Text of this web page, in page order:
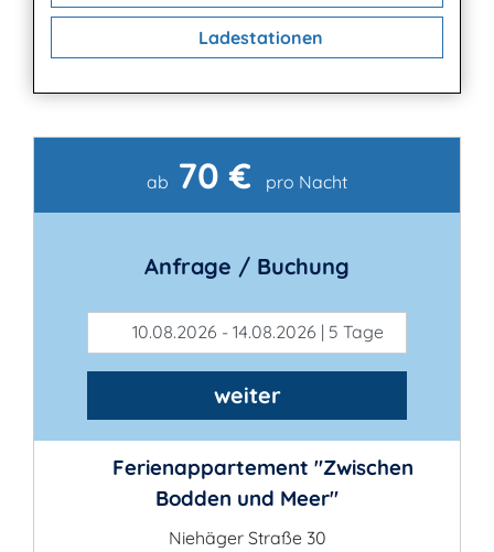
Ladestationen
Kontakt
ab 70 € pro Nacht
Anfrage / Buchung
10.08.2026 - 14.08.2026 | 5 Tage
weiter
Ferienappartement "Zwischen
Bodden und Meer"
Niehäger Straße 30